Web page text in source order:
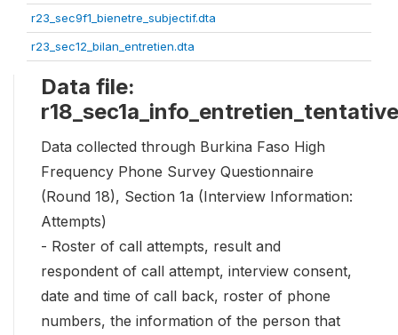
r23_sec9f1_bienetre_subjectif.dta
r23_sec12_bilan_entretien.dta
Data file:
Data collected through Burkina Faso High
Frequency Phone Survey Questionnaire
(Round 18), Section 1a (Interview Information:
Attempts)
- Roster of call attempts, result and
respondent of call attempt, interview consent,
date and time of call back, roster of phone
numbers, the information of the person that